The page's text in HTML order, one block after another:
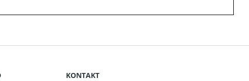
KONTAKT